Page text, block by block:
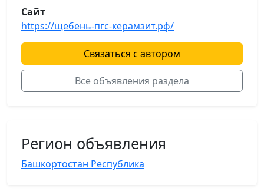
Сайт
https://щебень-пгс-керамзит.рф/
Связаться с автором
Все объявления раздела
Регион объявления
Башкортостан Республика